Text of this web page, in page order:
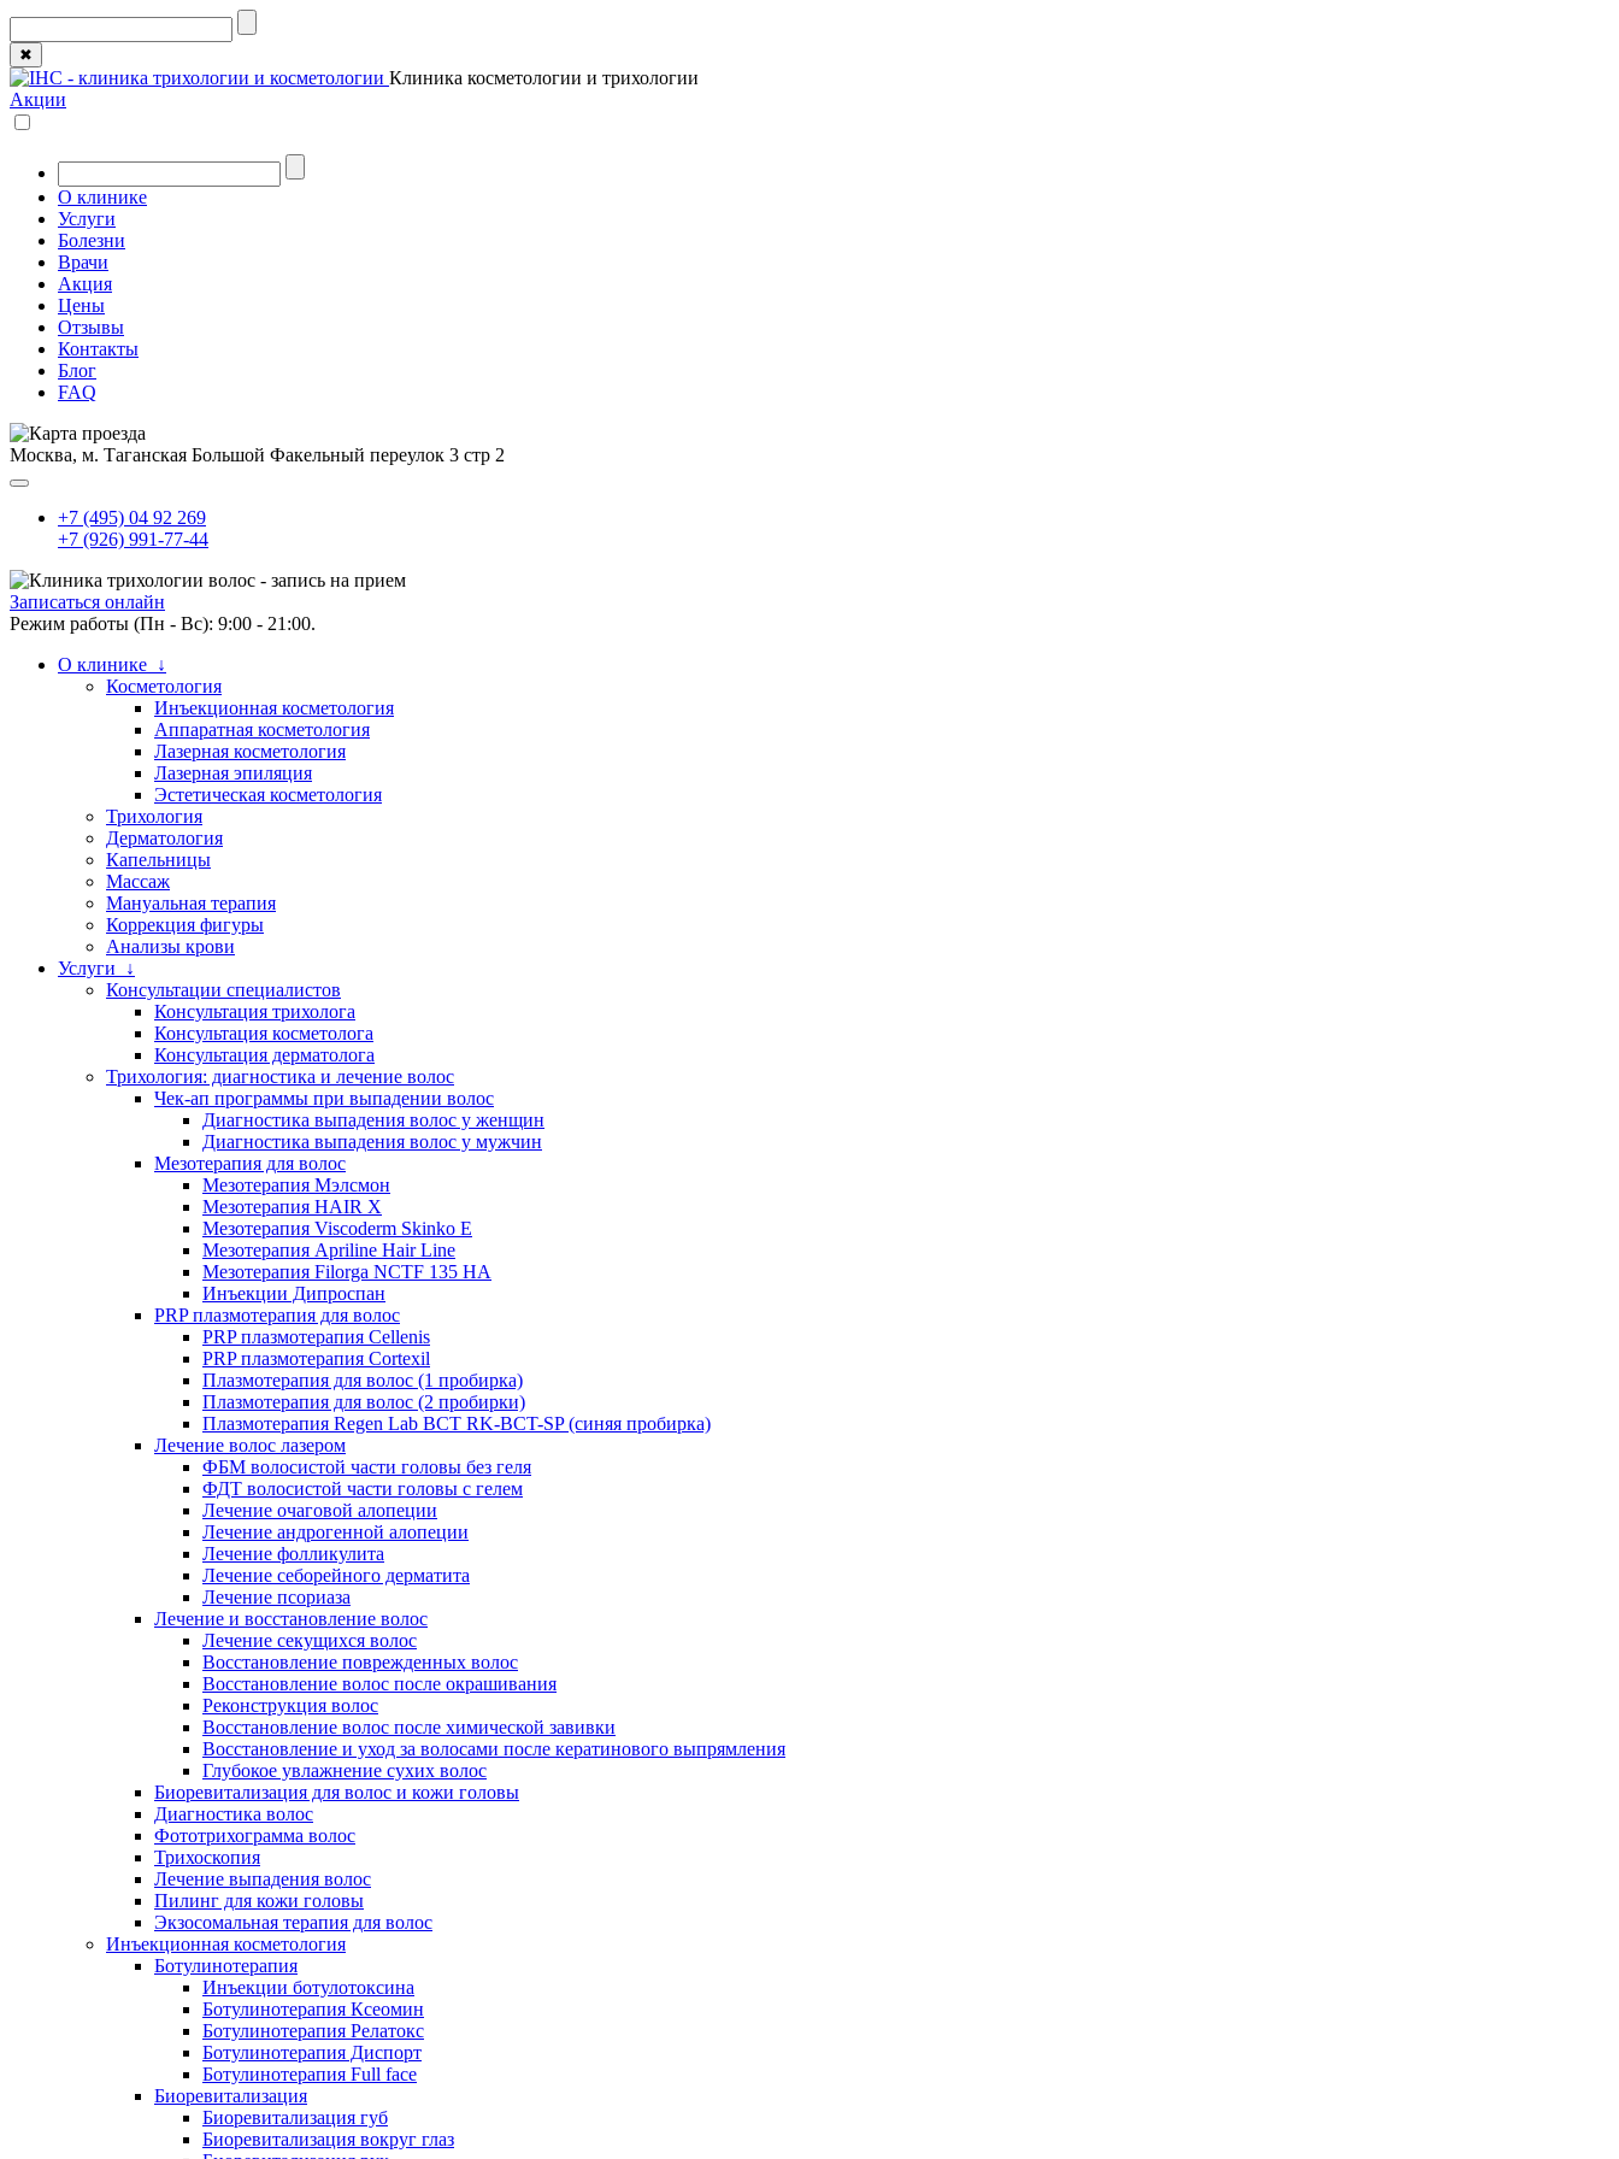
✖
Клиника косметологии и трихологии
Акции
О клинике
Услуги
Болезни
Врачи
Акция
Цены
Отзывы
Контакты
Блог
FAQ
Москва, м. Таганская Большой Факельный переулок 3 стр 2
+7 (495) 04 92 269
+7 (926) 991-77-44
Записаться онлайн
Режим работы (Пн - Вс): 9:00 - 21:00.
О клинике ↓
Косметология
Инъекционная косметология
Аппаратная косметология
Лазерная косметология
Лазерная эпиляция
Эстетическая косметология
Трихология
Дерматология
Капельницы
Массаж
Мануальная терапия
Коррекция фигуры
Анализы крови
Услуги ↓
Консультации специалистов
Консультация трихолога
Консультация косметолога
Консультация дерматолога
Трихология: диагностика и лечение волос
Чек-ап программы при выпадении волос
Диагностика выпадения волос у женщин
Диагностика выпадения волос у мужчин
Мезотерапия для волос
Мезотерапия Мэлсмон
Мезотерапия HAIR X
Мезотерапия Viscoderm Skinko E
Мезотерапия Apriline Hair Line
Мезотерапия Filorga NCTF 135 HA
Инъекции Дипроспан
PRP плазмотерапия для волос
PRP плазмотерапия Cellenis
PRP плазмотерапия Cortexil
Плазмотерапия для волос (1 пробирка)
Плазмотерапия для волос (2 пробирки)
Плазмотерапия Regen Lab BCT RK-BCT-SP (синяя пробирка)
Лечение волос лазером
ФБМ волосистой части головы без геля
ФДТ волосистой части головы с гелем
Лечение очаговой алопеции
Лечение андрогенной алопеции
Лечение фолликулита
Лечение себорейного дерматита
Лечение псориаза
Лечение и восстановление волос
Лечение секущихся волос
Восстановление поврежденных волос
Восстановление волос после окрашивания
Реконструкция волос
Восстановление волос после химической завивки
Восстановление и уход за волосами после кератинового выпрямления
Глубокое увлажнение сухих волос
Биоревитализация для волос и кожи головы
Диагностика волос
Фототрихограмма волос
Трихоскопия
Лечение выпадения волос
Пилинг для кожи головы
Экзосомальная терапия для волос
Инъекционная косметология
Ботулинотерапия
Инъекции ботулотоксина
Ботулинотерапия Ксеомин
Ботулинотерапия Релатокс
Ботулинотерапия Диспорт
Ботулинотерапия Full face
Биоревитализация
Биоревитализация губ
Биоревитализация вокруг глаз